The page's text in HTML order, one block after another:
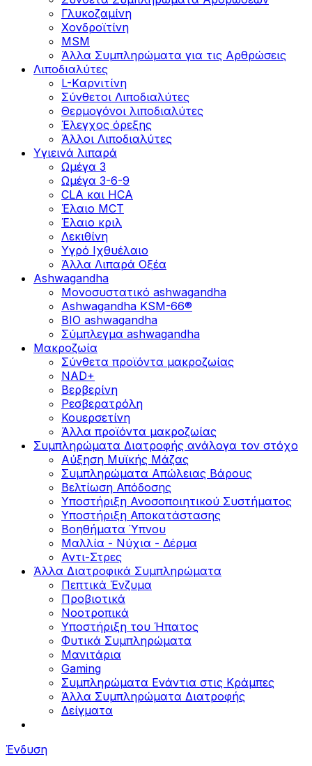
Γλυκοζαμίνη
Χονδροϊτίνη
MSM
Άλλα Συμπληρώματα για τις Αρθρώσεις
Λιποδιαλύτες
L-Kαρνιτίνη
Σύνθετοι Λιποδιαλύτες
Θερμογόνοι λιποδιαλύτες
Έλεγχος όρεξης
Άλλοι Λιποδιαλύτες
Υγιεινά λιπαρά
Ωμέγα 3
Ωμέγα 3-6-9
CLA και HCA
Έλαιο MCT
Έλαιο κριλ
Λεκιθίνη
Υγρό Ιχθυέλαιο
Άλλα Λιπαρά Οξέα
Ashwagandha
Μονοσυστατικό ashwagandha
Ashwagandha KSM-66®
BIO ashwagandha
Σύμπλεγμα ashwagandha
Μακροζωία
Σύνθετα προϊόντα μακροζωίας
NAD+
Βερβερίνη
Ρεσβερατρόλη
Κουερσετίνη
Άλλα προϊόντα μακροζωίας
Συμπληρώματα Διατροφής ανάλογα τον στόχο
Αύξηση Μυϊκής Μάζας
Συμπληρώματα Aπώλειας Βάρους
Βελτίωση Απόδοσης
Υποστήριξη Ανοσοποιητικού Συστήματος
Yποστήριξη Αποκατάστασης
Βοηθήματα Ύπνου
Μαλλία - Νύχια - Δέρμα
Αντι-Στρες
Άλλα Διατροφικά Συμπληρώματα
Πεπτικά Ένζυμα
Προβιοτικά
Νοοτροπικά
Υποστήριξη του Ήπατος
Φυτικά Συμπληρώματα
Μανιτάρια
Gaming
Συμπληρώματα Ενάντια στις Κράμπες
Άλλα Συμπληρώματα Διατροφής
Δείγματα
Ένδυση